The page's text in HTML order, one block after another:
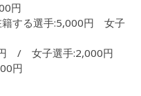
円
籍する選手:5,000円 女子
/ 女子選手:2,000円
円